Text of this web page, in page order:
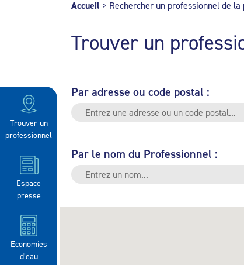
Trouver un
professionnel
Espace
presse
Economies
d’eau
Accueil > Rechercher un professionnel de la
Trouver un
Par adresse ou code postal :
Par le nom du Professionnel :